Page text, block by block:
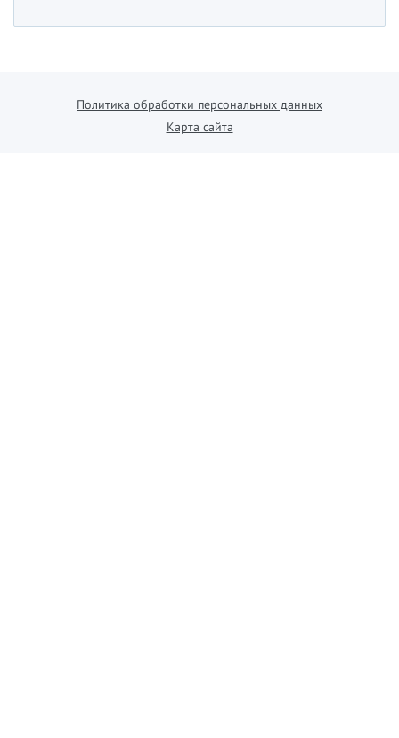
Политика обработки персональных данных
Карта сайта